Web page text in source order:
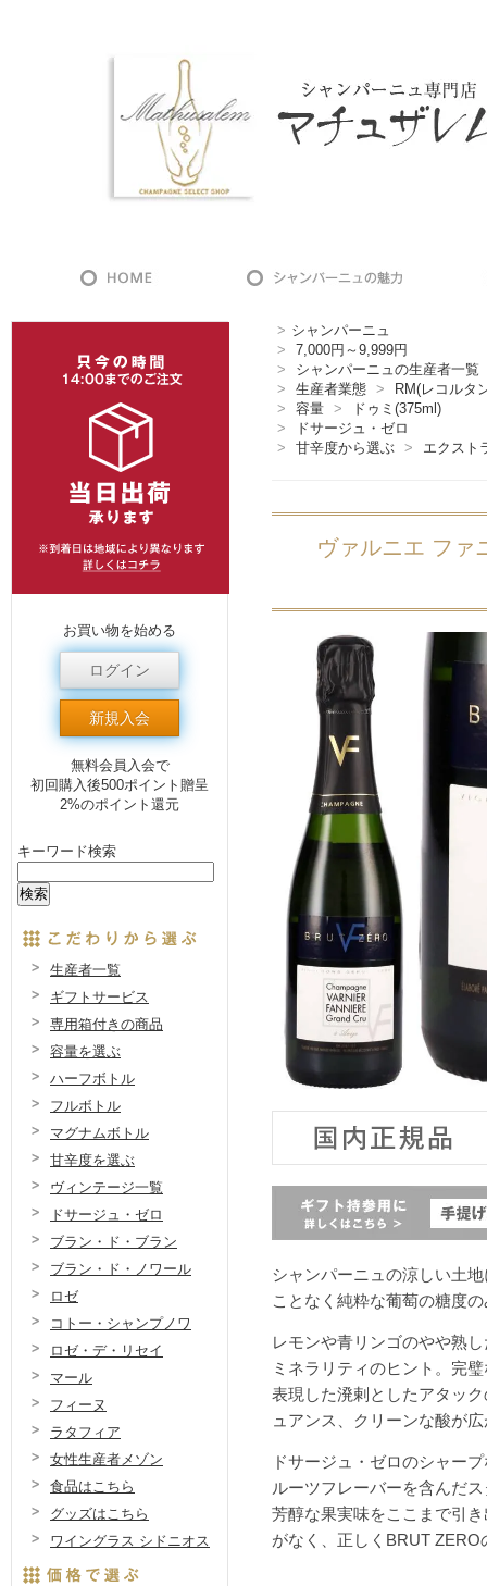
> シャンパーニュ
>
7,000円～9,999円
>
シャンパーニュの生産者一覧
>
生産者業態 >
RM(レコルタ
>
容量 >
ドゥミ(375ml)
>
ドサージュ・ゼロ
>
甘辛度から選ぶ > エクスト
ヴァルニエ フ
シャンパーニュの涼しい土
ことなく純粋な葡萄の糖度
レモンや青リンゴのやや熟
ミネラリティのヒント。完
表現した溌剌としたアタッ
ュアンス、クリーンな酸が
ドサージュ・ゼロのシャー
ルーツフレーバーを含んだ
芳醇な果実味をここまで引
がなく、正しくBRUT ZERO
お買い物を始める
ログイン
新規入会
無料会員入会で
初回購入後500ポイント贈呈
2%のポイント還元
キーワード検索
生産者一覧
ギフトサービス
専用箱付きの商品
容量を選ぶ
ハーフボトル
フルボトル
マグナムボトル
甘辛度を選ぶ
ヴィンテージ一覧
ドサージュ・ゼロ
ブラン・ド・ブラン
ブラン・ド・ノワール
ロゼ
コトー・シャンプノワ
ロゼ・デ・リセイ
マール
フィーヌ
ラタフィア
女性生産者メゾン
食品はこちら
グッズはこちら
ワイングラス シドニオス